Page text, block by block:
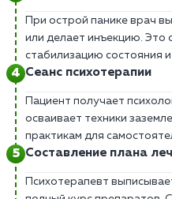
При острой панике врач
или делает инъекцию. Это
стабилизацию состояния
Сеанс психотерапии
Пациент получает
осваивает техники
практикам для
Составление плана
Психотерапевт